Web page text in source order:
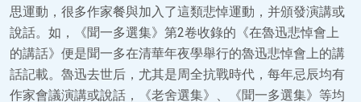
思運動，很多作家餐與加入了這類悲悼運動，并頒發演講或
說話。如，《聞一多選集》第2卷收錄的《在魯迅悲悼會上
的講話》便是聞一多在清華年夜學舉行的魯迅悲悼會上的講
話記載。魯迅去世后，尤其是周全抗戰時代，每年忌辰均有
作家會議演講或說話，《老舍選集》、《聞一多選集》等均